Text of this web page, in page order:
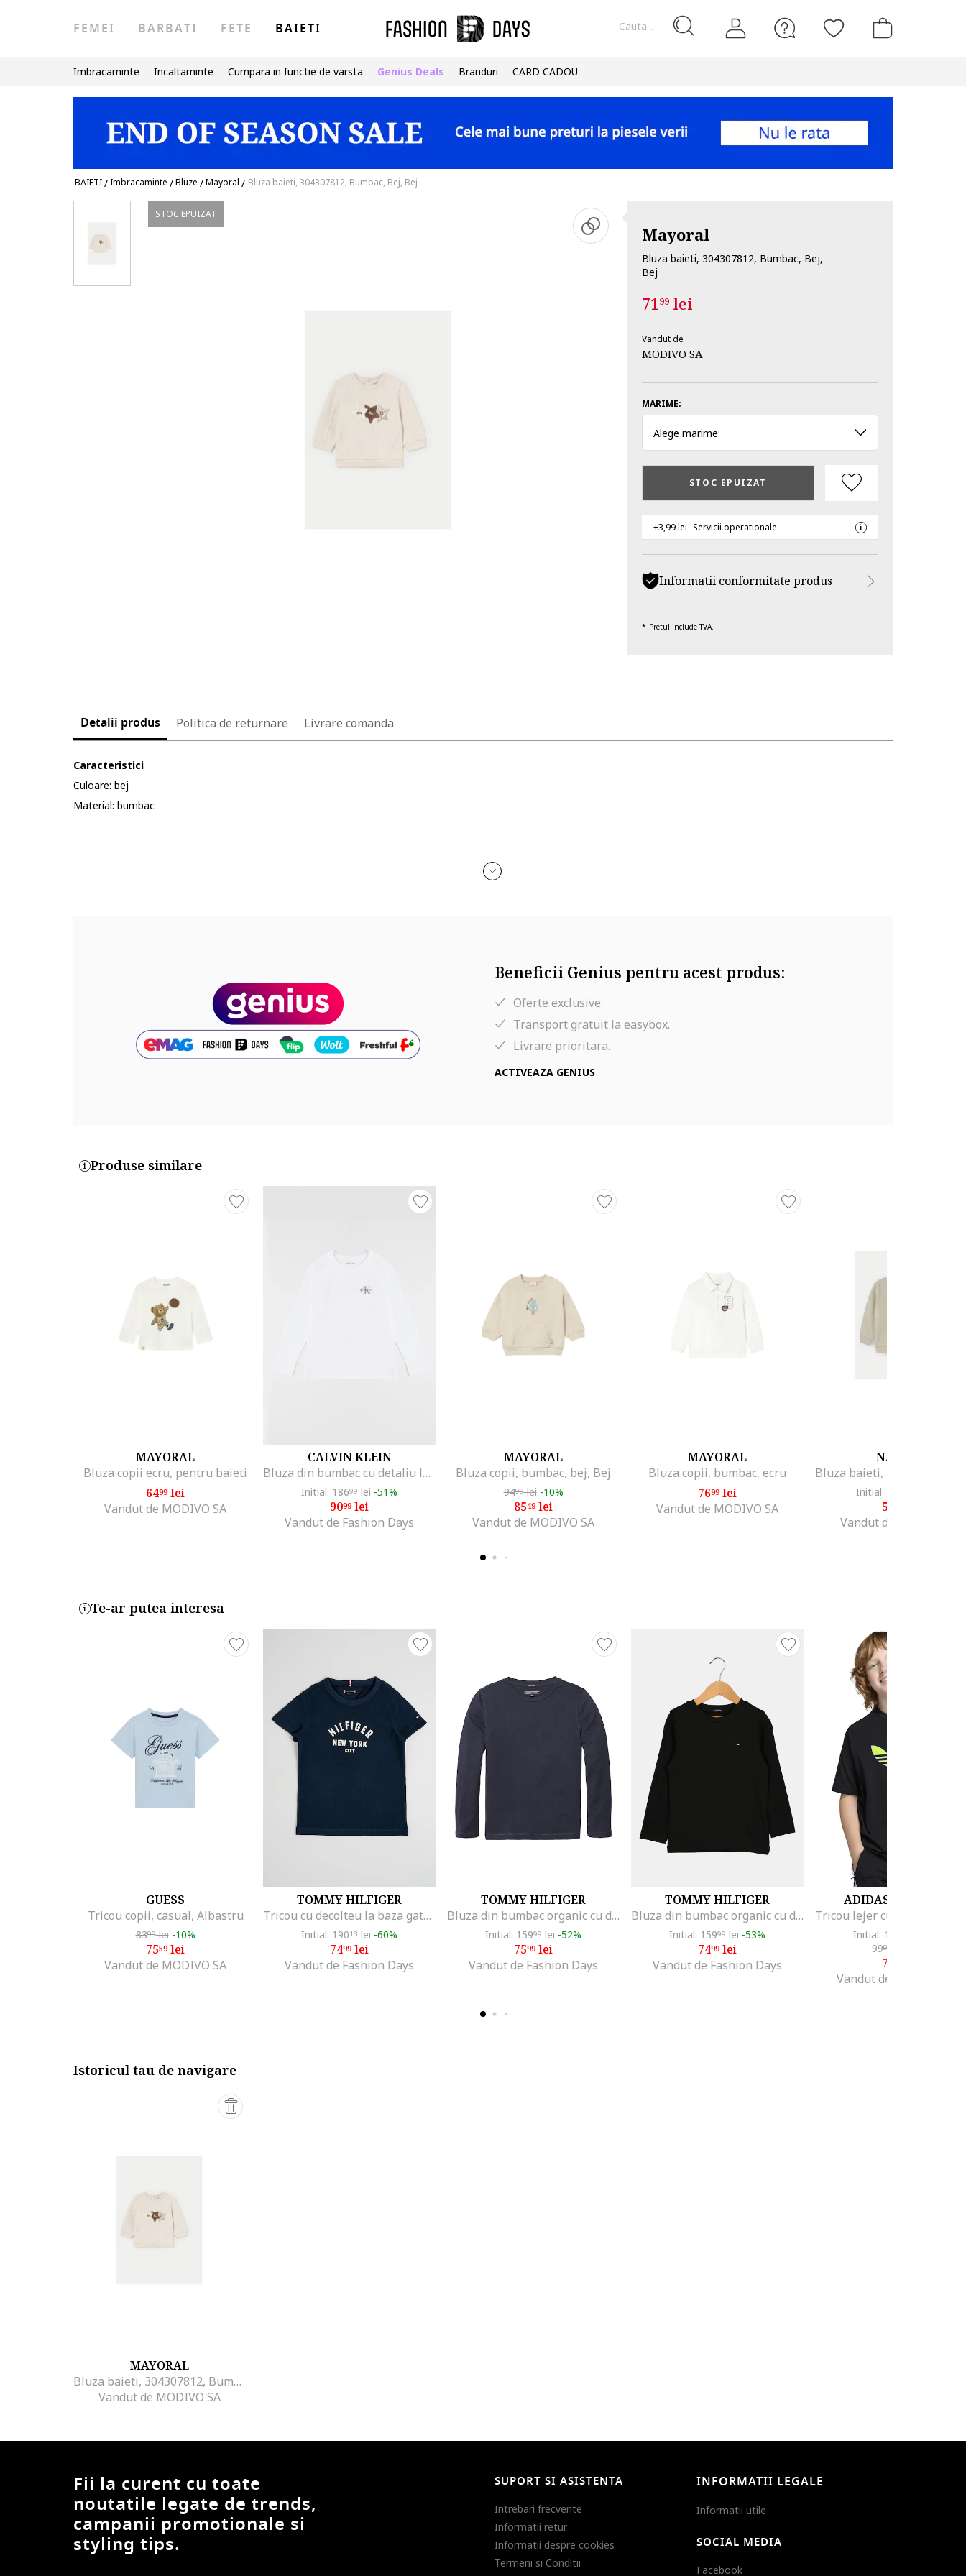
Cauta...
FEMEI BARBATI FETE BAIETI
Imbracaminte Incaltaminte Cumpara in functie de varsta Genius Deals Branduri CARD CADOU
BAIETI/Imbracaminte /Bluze /Mayoral / Bluza baieti, 304307812, Bumbac, Bej, Bej
STOC EPUIZAT
Mayoral
Bluza baieti, 304307812, Bumbac, Bej,
Bej
7199lei
Vandut de
MODIVO SA
MARIME:
Alege marime:
STOC EPUIZAT
+3,99 lei Servicii operationale
Informatii conformitate produs
Pretul include TVA.
Detalii produs Politica de returnare Livrare comanda
Caracteristici
Culoare: bej
Material: bumbac
Beneficii Genius pentru acest produs:
Oferte exclusive.
Transport gratuit la easybox.
Livrare prioritara.
ACTIVEAZA GENIUS
Produse similare
MAYORAL
Bluza copii ecru, pentru baieti
6499lei
Vandut de MODIVO SA
CALVIN KLEIN
Bluza din bumbac cu detaliu logo, Alb
Initial: 18699 lei -51%
9099lei
Vandut de Fashion Days
MAYORAL
Bluza copii, bumbac, bej, Bej
9499lei -10%
8549lei
Vandut de MODIVO SA
MAYORAL
Bluza copii, bumbac, ecru
7699lei
Vandut de MODIVO SA
NAME IT
Initial: 90
58
Vandut de MODIVO SA
Te-ar putea interesa
GUESS
Tricou copii, casual, Albastru
8399lei -10%
7559lei
Vandut de MODIVO SA
TOMMY HILFIGER
Tricou cu decolteu la baza gatului si imprimeu logo, Albastru inchis/Alb murdar
Initial: 19013 lei -60%
7499lei
Vandut de Fashion Days
TOMMY HILFIGER
Bluza din bumbac organic cu detaliu logo, Bleumarin
Initial: 15999 lei -52%
7599lei
Vandut de Fashion Days
TOMMY HILFIGER
Bluza din bumbac organic cu detaliu logo, Negru
Initial: 15999 lei -53%
7499lei
Vandut de Fashion Days
ADIDAS ORIGINALS
Initial: 131
9999
79
Vandut de Fashion Days
Istoricul tau de navigare
MAYORAL
Bluza baieti, 304307812, Bumbac, Bej, Bej
Vandut de MODIVO SA
Fii la curent cu toate
noutatile legate de trends,
campanii promotionale si
styling tips.
SUPORT SI ASISTENTA
Intrebari frecvente
Informatii retur
Informatii despre cookies
Termeni si Conditii
INFORMATII LEGALE
Informatii utile
SOCIAL MEDIA
Facebook